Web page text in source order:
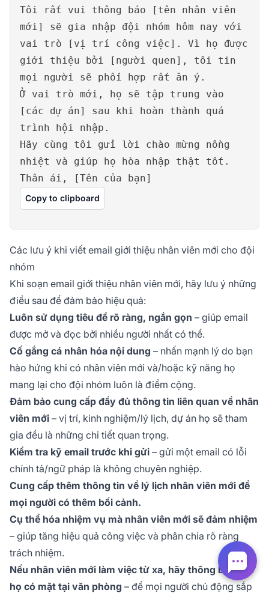
Tôi rất vui thông báo [tên nhân viên
mới] sẽ gia nhập đội nhóm hôm nay với
vai trò [vị trí công việc]. Vì họ được
giới thiệu bởi [người quen], tôi tin
mọi người sẽ phối hợp rất ăn ý.
Ở vai trò mới, họ sẽ tập trung vào
[các dự án] sau khi hoàn thành quá
trình hội nhập.
Hãy cùng tôi gửi lời chào mừng nồng
nhiệt và giúp họ hòa nhập thật tốt.
Thân ái, [Tên của bạn]
Copy to clipboard
Các lưu ý khi viết email giới thiệu nhân viên mới cho đội
nhóm
Khi soạn email giới thiệu nhân viên mới, hãy lưu ý những
điều sau để đảm bảo hiệu quả:
Luôn sử dụng tiêu đề rõ ràng, ngắn gọn – giúp email
được mở và đọc bởi nhiều người nhất có thể.
Cố gắng cá nhân hóa nội dung – nhấn mạnh lý do bạn
hào hứng khi có nhân viên mới và/hoặc kỹ năng họ
mang lại cho đội nhóm luôn là điểm cộng.
Đảm bảo cung cấp đầy đủ thông tin liên quan về nhân
viên mới – vị trí, kinh nghiệm/lý lịch, dự án họ sẽ tham
gia đều là những chi tiết quan trọng.
Kiểm tra kỹ email trước khi gửi – gửi một email có lỗi
chính tả/ngữ pháp là không chuyên nghiệp.
Cung cấp thêm thông tin về lý lịch nhân viên mới để
mọi người có thêm bối cảnh.
Cụ thể hóa nhiệm vụ mà nhân viên mới sẽ đảm nhiệm
– giúp tăng hiệu quả công việc và phân chia rõ ràng
trách nhiệm.
Nếu nhân viên mới làm việc từ xa, hãy thông báo lịch
họ có mặt tại văn phòng – để mọi người chủ động sắp